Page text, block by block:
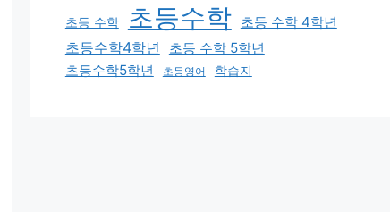
초등 수학 초등수학 초등 수학 4학년
초등수학4학년
초등 수학 5학년
초등수학5학년
초등영어 학습지